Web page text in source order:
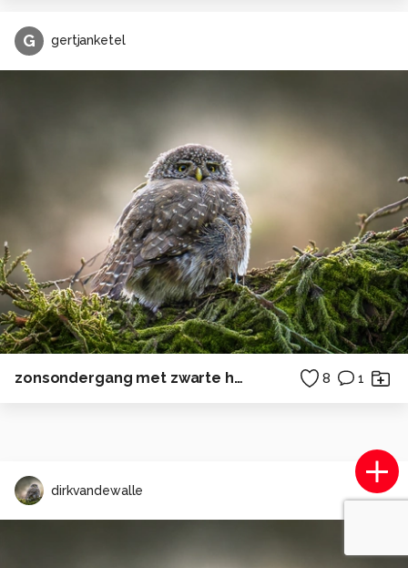
G gertjanketel
zonsondergang met zwarte heidelibel 8 1
dirkvandewalle